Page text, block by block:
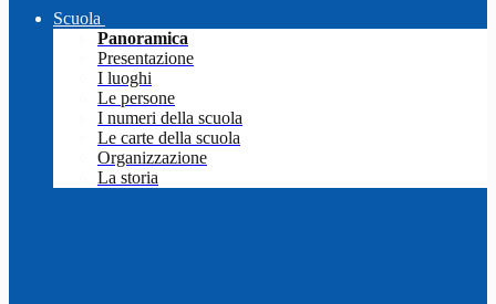
Scuola
Panoramica
Presentazione
I luoghi
Le persone
I numeri della scuola
Le carte della scuola
Organizzazione
La storia